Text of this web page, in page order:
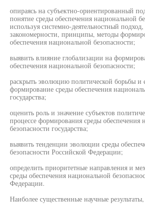
опираясь на субъектно-ориентированный
понятие среды обеспечения национальной
используя системно-деятельностный
закономерности, принципы, методы
обеспечения национальной безопасности;
выявить влияние глобализации на
обеспечения национальной безопасности;
раскрыть эволюцию политической борьбы и
формирование среды обеспечения
государства;
оценить роль и значение субъектов
процессе формирования среды обеспечения
безопасности государства;
выявить тенденции эволюции среды
безопасности Российской Федерации;
определить приоритетные направления и
среды обеспечения национальной
Федерации.
Наиболее существенные научные